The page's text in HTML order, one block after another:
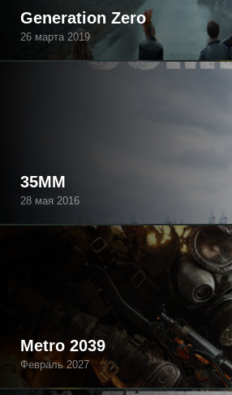
Generation Zero
26 марта 2019
35MM
28 мая 2016
Metro 2039
Февраль 2027